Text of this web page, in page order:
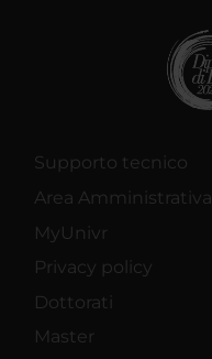
Supporto tecnico
Area Amministrativa
MyUnivr
Privacy policy
Dottorati
Master